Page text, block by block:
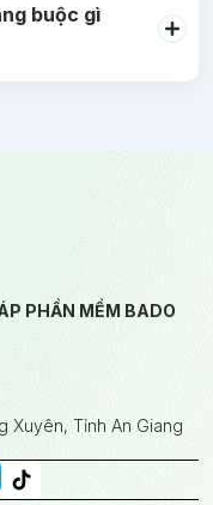
buộc gì
PHẦN MỀM BADO
Xuyên, Tỉnh An Giang